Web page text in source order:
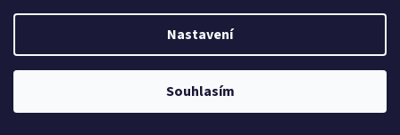
Nastavení
Souhlasím